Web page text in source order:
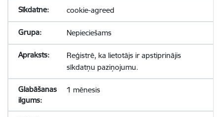
cookie-agreed
Nepieciešams
Reģistrē, ka lietotājs ir apstiprinājis
sīkdatņu paziņojumu.
1 mēnesis